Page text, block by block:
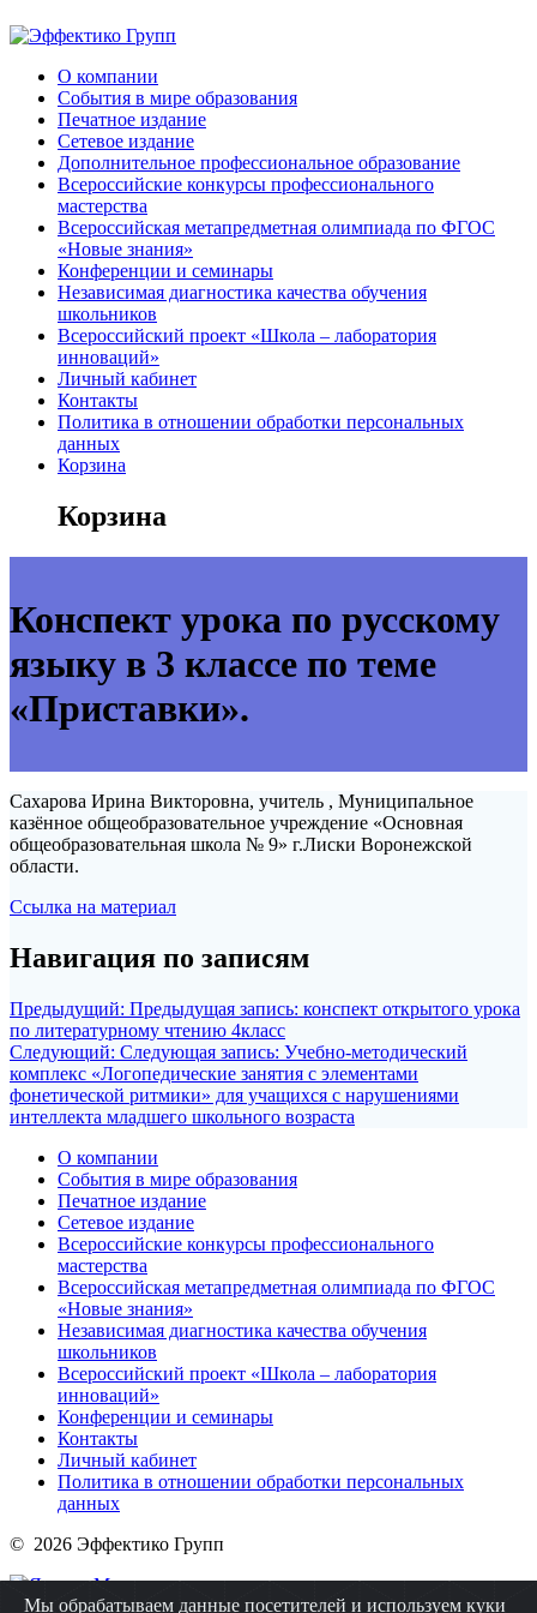
О компании
События в мире образования
Печатное издание
Сетевое издание
Дополнительное профессиональное образование
Всероссийские конкурсы профессионального
мастерства
Всероссийская метапредметная олимпиада по ФГОС
«Новые знания»
Конференции и семинары
Независимая диагностика качества обучения
школьников
Всероссийский проект «Школа – лаборатория
инноваций»
Личный кабинет
Контакты
Политика в отношении обработки персональных
данных
Корзина
Корзина
Конспект урока по русскому
языку в 3 классе по теме
«Приставки».
Сахарова Ирина Викторовна, учитель , Муниципальное
казённое общеобразовательное учреждение «Основная
общеобразовательная школа № 9» г.Лиски Воронежской
области.
Ссылка на материал
Навигация по записям
Предыдущий: Предыдущая запись: конспект открытого урока
по литературному чтению 4класс
Следующий: Следующая запись: Учебно-методический
комплекс «Логопедические занятия с элементами
фонетической ритмики» для учащихся с нарушениями
интеллекта младшего школьного возраста
О компании
События в мире образования
Печатное издание
Сетевое издание
Всероссийские конкурсы профессионального
мастерства
Всероссийская метапредметная олимпиада по ФГОС
«Новые знания»
Независимая диагностика качества обучения
школьников
Всероссийский проект «Школа – лаборатория
инноваций»
Конференции и семинары
Контакты
Личный кабинет
Политика в отношении обработки персональных
данных
© 2026 Эффектико Групп
Мы обрабатываем данные посетителей и используем куки